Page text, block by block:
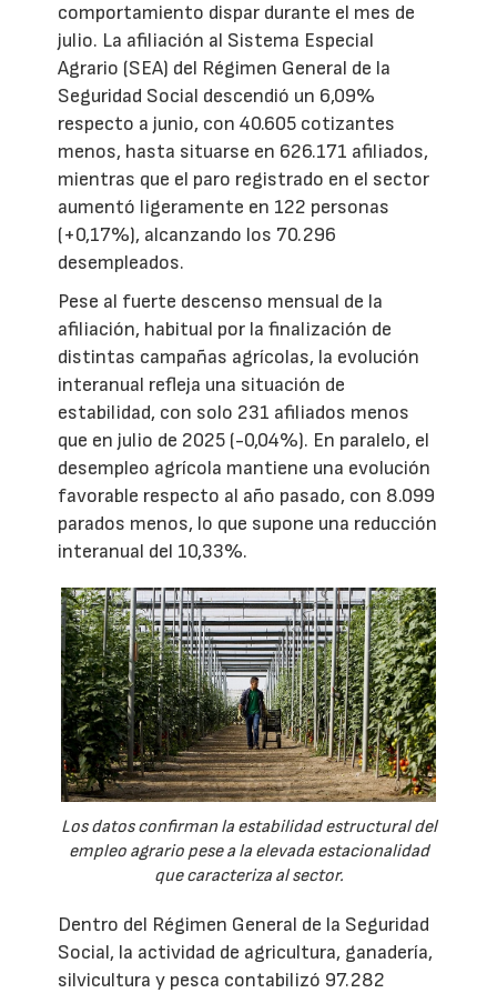
comportamiento dispar durante el mes de
julio. La afiliación al Sistema Especial
Agrario (SEA) del Régimen General de la
Seguridad Social descendió un 6,09%
respecto a junio, con 40.605 cotizantes
menos, hasta situarse en 626.171 afiliados,
mientras que el paro registrado en el sector
aumentó ligeramente en 122 personas
(+0,17%), alcanzando los 70.296
desempleados.
Pese al fuerte descenso mensual de la
afiliación, habitual por la finalización de
distintas campañas agrícolas, la evolución
interanual refleja una situación de
estabilidad, con solo 231 afiliados menos
que en julio de 2025 (-0,04%). En paralelo, el
desempleo agrícola mantiene una evolución
favorable respecto al año pasado, con 8.099
parados menos, lo que supone una reducción
interanual del 10,33%.
Los datos confirman la estabilidad estructural del
empleo agrario pese a la elevada estacionalidad
que caracteriza al sector.
Dentro del Régimen General de la Seguridad
Social, la actividad de agricultura, ganadería,
silvicultura y pesca contabilizó 97.282